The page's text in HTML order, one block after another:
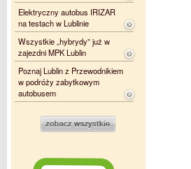
Elektryczny autobus IRIZAR
na testach w Lublinie
Wszystkie „hybrydy” już w
zajezdni MPK Lublin
Poznaj Lublin z Przewodnikiem
w podróży zabytkowym
autobusem